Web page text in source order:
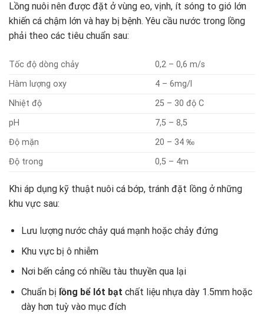
Lồng nuôi nên được đặt ở vùng eo, vịnh, ít sóng to gió lớn
khiến cá chậm lớn và hay bị bệnh. Yêu cầu nước trong lồng
phải theo các tiêu chuẩn sau:
Tốc độ dòng chảy
0,2 – 0,6 m/s
Hàm lượng oxy
4 – 6mg/l
Nhiệt độ
25 – 30 độ C
pH
7,5 – 8,5
Độ mặn
20 – 34 ‰
Độ trong
0,5 – 4m
Khi áp dụng kỹ thuật nuôi cá bớp, tránh đặt lồng ở những
khu vực sau:
Lưu lượng nước chảy quá mạnh hoặc chảy đứng
Khu vực bị ô nhiễm
Nơi bến cảng có nhiều tàu thuyền qua lại
Chuẩn bị lồng bể lót bạt chất liệu nhựa dày 1.5mm hoặc
dày hơn tuỳ vào mục đích